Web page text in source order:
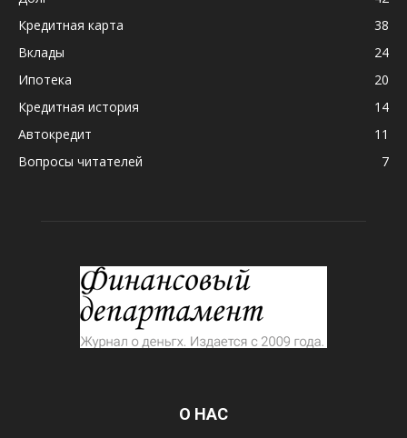
Кредитная карта
38
Вклады
24
Ипотека
20
Кредитная история
14
Автокредит
11
Вопросы читателей
7
О НАС